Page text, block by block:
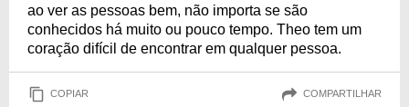
ao ver as pessoas bem, não importa se são
conhecidos há muito ou pouco tempo. Theo tem um
coração difícil de encontrar em qualquer pessoa.
COPIAR COMPARTILHAR